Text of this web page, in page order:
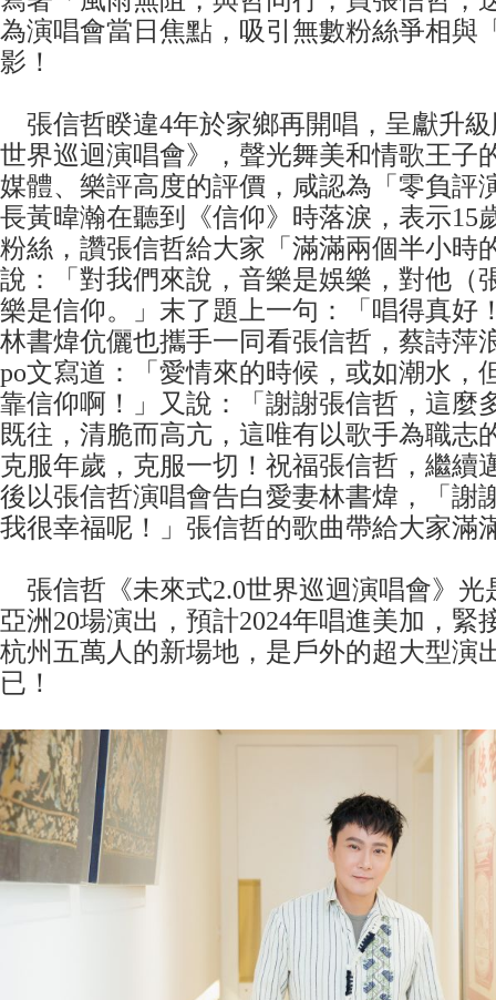
為演唱會當日焦點，吸引無數粉絲爭相與
影！
張信哲睽違4年於家鄉再開唱，呈獻升級
世界巡迴演唱會》，聲光舞美和情歌王子
媒體、樂評高度的評價，咸認為「零負評
長黃暐瀚在聽到《信仰》時落淚，表示15
粉絲，讚張信哲給大家「滿滿兩個半小時
說：「對我們來說，音樂是娛樂，對他（
樂是信仰。」末了題上一句：「唱得真好
林書煒伉儷也攜手一同看張信哲，蔡詩萍
po文寫道：「愛情來的時候，或如潮水，
靠信仰啊！」又說：「謝謝張信哲，這麼
既往，清脆而高亢，這唯有以歌手為職志
克服年歲，克服一切！祝福張信哲，繼續
後以張信哲演唱會告白愛妻林書煒，「謝
我很幸福呢！」張信哲的歌曲帶給大家滿
張信哲《未來式2.0世界巡迴演唱會》光
亞洲20場演出，預計2024年唱進美加，緊
杭州五萬人的新場地，是戶外的超大型演
已！